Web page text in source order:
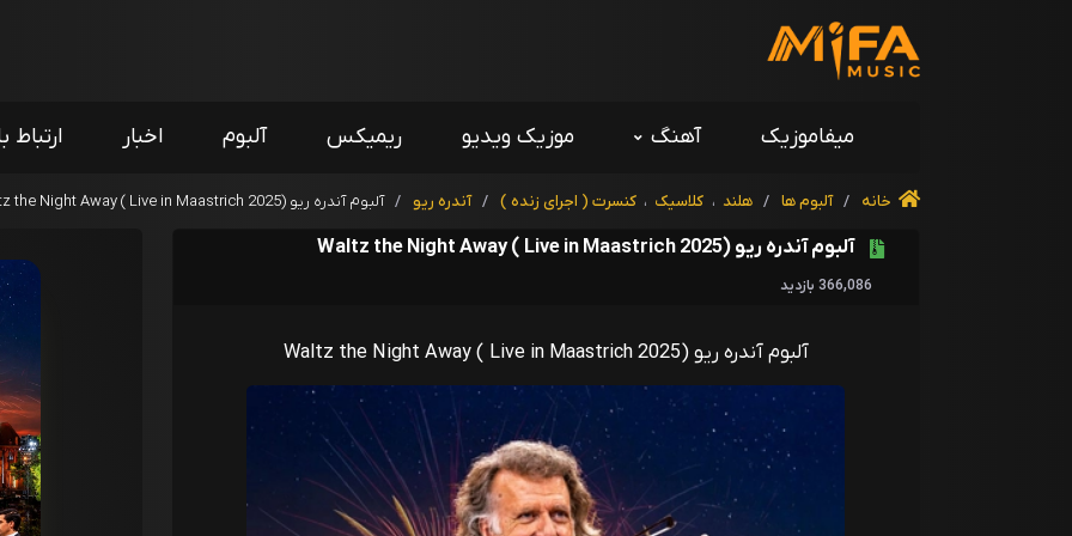
میفاموزیک آهنگ موزیک ویدیو ریمیکس آلبوم اخبار ارتباط
خانه / آلبوم ها / هلند ، کلاسیک ، کنسرت ( اجرای زنده ) / آندره ریو / آلبوم آندره ریو Waltz the Night Away ( Live in Maastrich 2025)
آلبوم آندره ریو Waltz the Night Away ( Live in Maastrich 2025)
366,086 بازدید
آلبوم آندره ریو Waltz the Night Away ( Live in Maastrich 2025)